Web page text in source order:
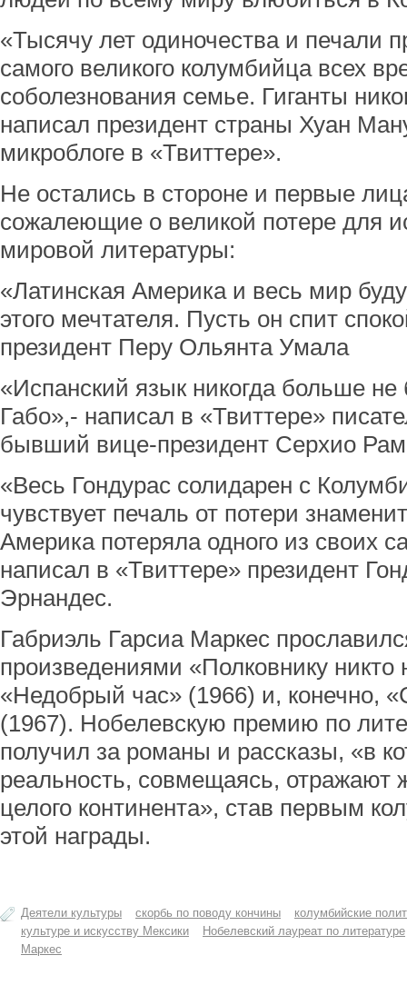
«Тысячу лет одиночества и печали
самого великого колумбийца всех
соболезнования семье. Гиганты
написал президент страны Хуан
микроблоге в «Твиттере».
Не остались в стороне и первые
сожалеющие о великой потере для
мировой литературы:
«Латинская Америка и весь мир
этого мечтателя. Пусть он спит
президент Перу Ольянта Умала
«Испанский язык никогда больше
Габо»,- написал в «Твиттере»
бывший вице-президент Серхио
«Весь Гондурас солидарен с
чувствует печаль от потери
Америка потеряла одного из своих
написал в «Твиттере» президент
Эрнандес.
Габриэль Гарсиа Маркес
произведениями «Полковнику
«Недобрый час» (1966) и, конечно,
(1967). Нобелевскую премию по
получил за романы и рассказы, «в
реальность, совмещаясь, отражают
целого континента», став первым
этой награды.
Деятели культуры скорбь по поводу кончины
колумбийские
культуре и искусству Мексики
Нобелевский лауреат по литературе
Маркес